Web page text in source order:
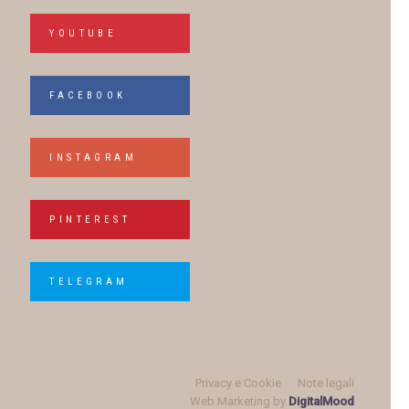
YOUTUBE
FACEBOOK
INSTAGRAM
PINTEREST
TELEGRAM
Privacy e Cookie
Note legali
Web Marketing by DigitalMood